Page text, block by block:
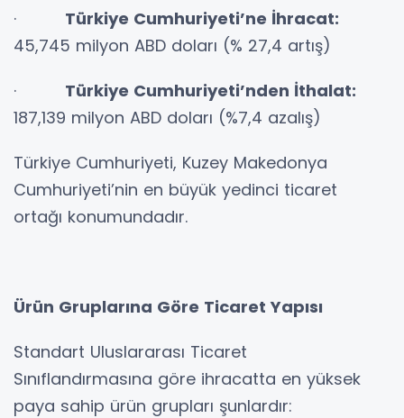
· Türkiye Cumhuriyeti’ne İhracat:
45,745 milyon ABD doları (% 27,4 artış)
· Türkiye Cumhuriyeti’nden İthalat:
187,139 milyon ABD doları (%7,4 azalış)
Türkiye Cumhuriyeti, Kuzey Makedonya
Cumhuriyeti’nin en büyük yedinci ticaret
ortağı konumundadır.
Ürün Gruplarına Göre Ticaret Yapısı
Standart Uluslararası Ticaret
Sınıflandırmasına göre ihracatta en yüksek
paya sahip ürün grupları şunlardır: